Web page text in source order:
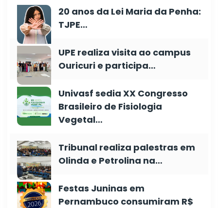
20 anos da Lei Maria da Penha:
TJPE…
UPE realiza visita ao campus
Ouricuri e participa…
Univasf sedia XX Congresso
Brasileiro de Fisiologia
Vegetal…
Tribunal realiza palestras em
Olinda e Petrolina na…
Festas Juninas em
Pernambuco consumiram R$